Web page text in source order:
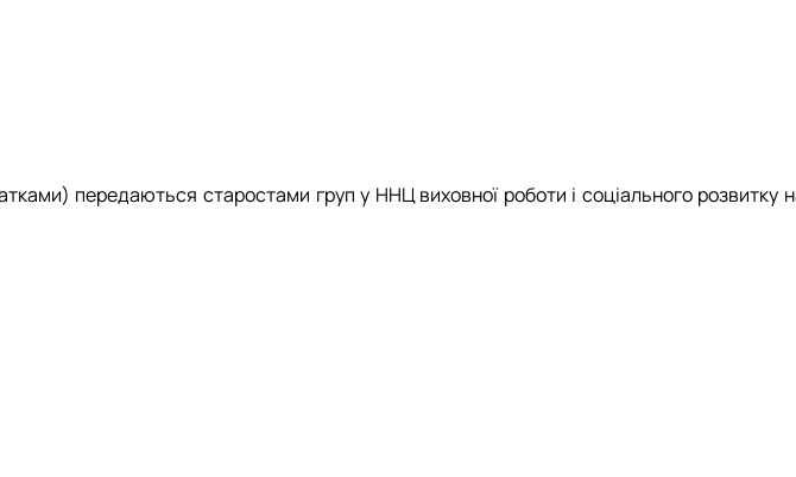
передаються старостами груп у ННЦ виховної роботи і соціального розвитку